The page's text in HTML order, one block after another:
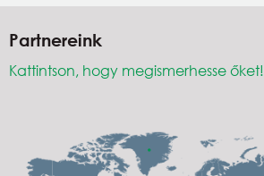
Partnereink
Kattintson, hogy megismerhesse őket!